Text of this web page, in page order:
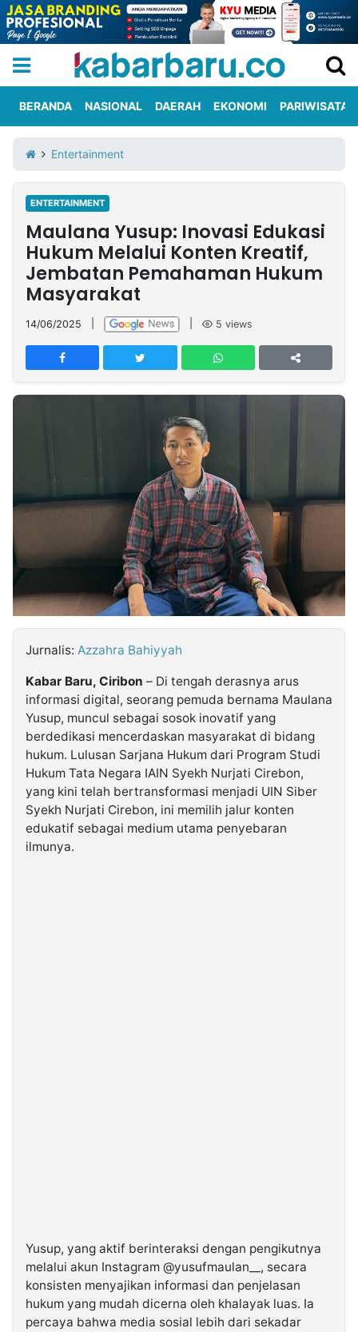
Iklan
Berita
Kami
Nasional
International
Olahraga
Entertainment
Daerah
Pariwisata
Kuliner
Kolom
Network
PT
TREETAN
MULTIMEDIA
INDONESIA
Kabarbaru
Kabarbaru
Media
BERANDA NASIONAL DAERAH EKONOMI PARIWISATA
Entertainment
ENTERTAINMENT
Maulana Yusup: Inovasi Edukasi
Hukum Melalui Konten Kreatif,
Jembatan Pemahaman Hukum
Masyarakat
14/06/2025 5 views
Jurnalis: Azzahra Bahiyyah
Kabar Baru, Ciribon – Di tengah derasnya arus
informasi digital, seorang pemuda bernama Maulana
Yusup, muncul sebagai sosok inovatif yang
berdedikasi mencerdaskan masyarakat di bidang
hukum. Lulusan Sarjana Hukum dari Program Studi
Hukum Tata Negara IAIN Syekh Nurjati Cirebon,
yang kini telah bertransformasi menjadi UIN Siber
Syekh Nurjati Cirebon, ini memilih jalur konten
edukatif sebagai medium utama penyebaran
ilmunya.
Yusup, yang aktif berinteraksi dengan pengikutnya
melalui akun Instagram @yusufmaulan__, secara
konsisten menyajikan informasi dan penjelasan
hukum yang mudah dicerna oleh khalayak luas. Ia
percaya bahwa media sosial lebih dari sekadar